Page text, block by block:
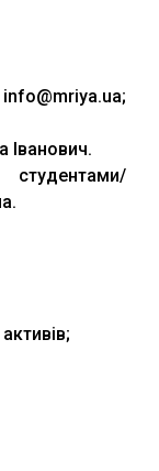
Іванович.